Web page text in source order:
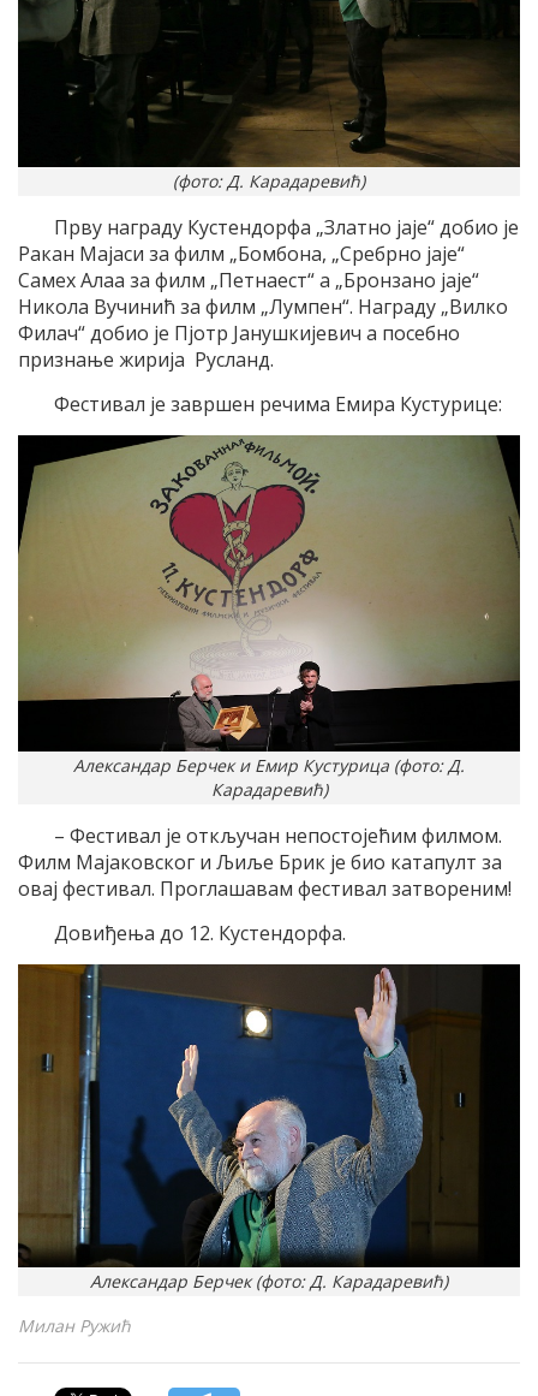
(фото: Д. Карадаревић)
Прву награду Кустендорфа „Златно јаје“ добио је
Ракан Мајаси за филм „Бомбона, „Сребрно јаје“
Самех Алаа за филм „Петнаест“ а „Бронзано јаје“
Никола Вучинић за филм „Лумпен“. Награду „Вилко
Филач“ добио је Пјотр Јанушкијевич а посебно
признање жирија Русланд.
Фестивал је завршен речима Емира Кустурице:
Александар Берчек и Емир Кустурица (фото: Д.
Карадаревић)
– Фестивал је откључан непостојећим филмом.
Филм Мајаковског и Љиље Брик је био катапулт за
овај фестивал. Проглашавам фестивал затвореним!
Довиђења до 12. Кустендорфа.
Александар Берчек (фото: Д. Карадаревић)
Милан Ружић